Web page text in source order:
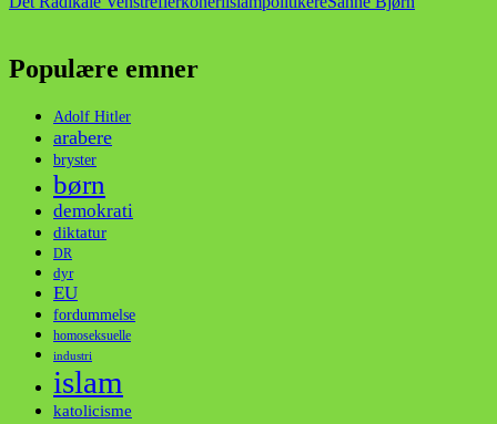
Populære emner
Adolf Hitler
arabere
bryster
børn
demokrati
diktatur
DR
dyr
EU
fordummelse
homoseksuelle
industri
islam
katolicisme